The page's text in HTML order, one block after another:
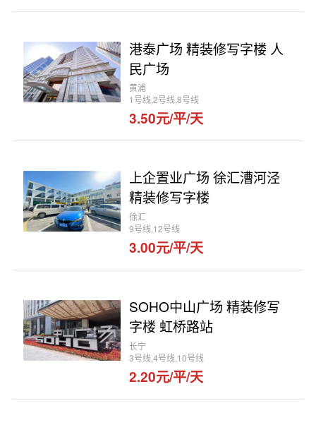
港泰广场 精装修写字楼 人
民广场
黄浦
1号线,2号线,8号线
3.50元/平/天
上企置业广场 徐汇漕河泾
精装修写字楼
徐汇
9号线,12号线
3.00元/平/天
SOHO中山广场 精装修写
字楼 虹桥路站
长宁
3号线,4号线,10号线
2.20元/平/天